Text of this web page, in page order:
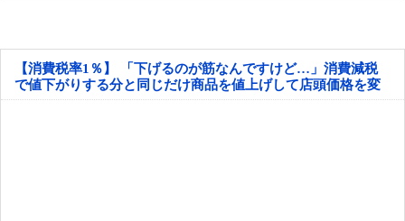
【消費税率1％】 「下げるのが筋なんですけど…」消費減税
で値下がりする分と同じだけ商品を値上げして店頭価格を変
えない店も